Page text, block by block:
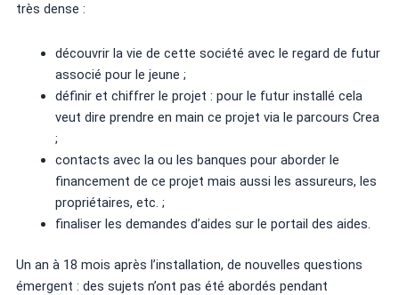
très dense :
découvrir la vie de cette société avec le regard de futur
associé pour le jeune ;
définir et chiffrer le projet : pour le futur installé cela
veut dire prendre en main ce projet via le parcours Crea
;
contacts avec la ou les banques pour aborder le
financement de ce projet mais aussi les assureurs, les
propriétaires, etc. ;
finaliser les demandes d’aides sur le portail des aides.
Un an à 18 mois après l’installation, de nouvelles questions
émergent : des sujets n’ont pas été abordés pendant